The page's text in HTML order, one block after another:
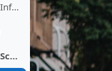
Das Moodle-Lehrerzimmer: Infos zu Ihrem Schul-Mood...
Moodle-Einführungen für Schüler/innen